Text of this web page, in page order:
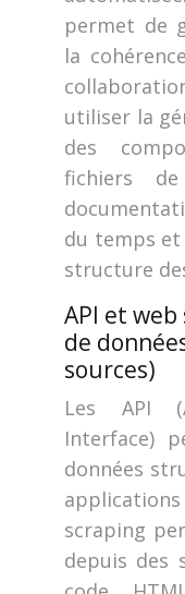
permet de
la
utiliser la
des
fichiers
du temps et
structure
API et
de
sources)
Les API
Interface)
données
scraping
depuis des